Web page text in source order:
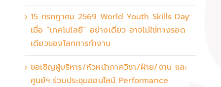
15 กรกฎาคม 2569 World Youth Skills Day:
เมื่อ “เทคโนโลยี” อย่างเดียว อาจไม่ใช่ทางรอด
เดียวของโลกการทำงาน
ขอเชิญผู้บริหาร/หัวหน้าภาควิชา/ฝ่าย/งาน และ
ศูนย์ฯ ร่วมประชุมออนไลน์ Performance